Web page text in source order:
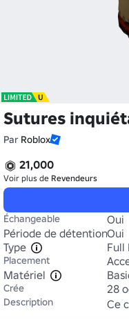
Sutures
Par Roblox
21,000
Voir plus de Revendeurs
Échangeable
Oui
Période de détentionOui
Type
Full
Placement
Matériel
Crée 28
Description Ce